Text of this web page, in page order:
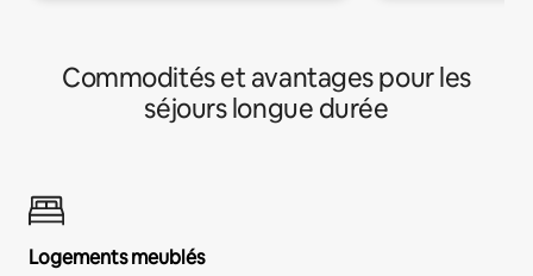
Commodités et avantages pour les
séjours longue durée
Logements meublés